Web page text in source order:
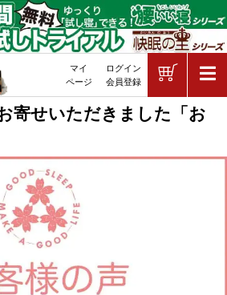
寄せいただきました「お
布団・羽毛布団・マ
マイ
ページ
ログイン
会員登録